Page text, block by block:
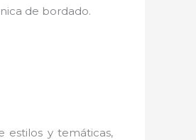
de bordado.
estilos y temáticas,